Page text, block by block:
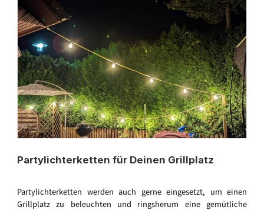
Partylichterketten für Deinen Grillplatz
Partylichterketten werden auch gerne eingesetzt, um einen
Grillplatz zu beleuchten und ringsherum eine gemütliche